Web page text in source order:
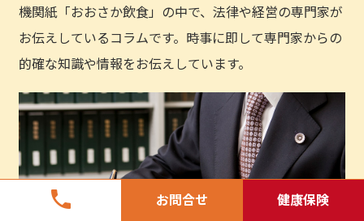
phone お問合せ 健康保険
機関紙「おおさか飲食」の中で、法律や経営の専門家が
お伝えしているコラムです。時事に即して専門家からの
的確な知識や情報をお伝えしています。